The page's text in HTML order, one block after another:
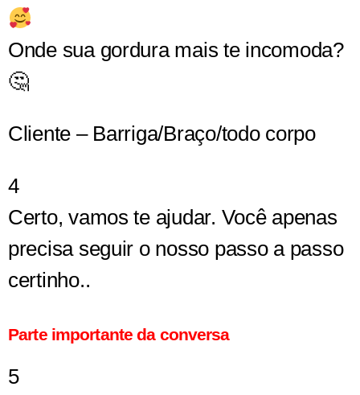
Onde sua gordura mais te incomoda?
🤔
Cliente – Barriga/Braço/todo corpo
4
Certo, vamos te ajudar. Você apenas
precisa seguir o nosso passo a passo
certinho..
Parte importante da conversa
5